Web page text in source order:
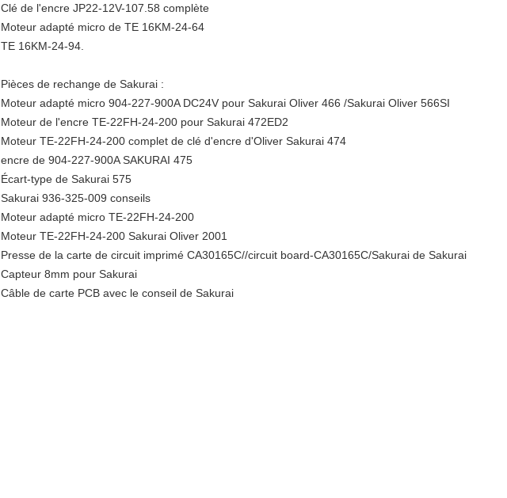
Clé de l'encre JP22-12V-107.58 complète
Moteur adapté micro de TE 16KM-24-64
TE 16KM-24-94.
Pièces de rechange de Sakurai :
Moteur adapté micro 904-227-900A DC24V pour Sakurai Oliver 466 /Sakurai Oliver 566SI
Moteur de l'encre TE-22FH-24-200 pour Sakurai 472ED2
Moteur TE-22FH-24-200 complet de clé d'encre d'Oliver Sakurai 474
encre de 904-227-900A SAKURAI 475
Écart-type de Sakurai 575
Sakurai 936-325-009 conseils
Moteur adapté micro TE-22FH-24-200
Moteur TE-22FH-24-200 Sakurai Oliver 2001
Presse de la carte de circuit imprimé CA30165C//circuit board-CA30165C/Sakurai de Sakurai
Capteur 8mm pour Sakurai
Câble de carte PCB avec le conseil de Sakurai